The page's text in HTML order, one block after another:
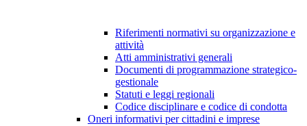
Riferimenti normativi su organizzazione e
attività
Atti amministrativi generali
Documenti di programmazione strategico-
gestionale
Statuti e leggi regionali
Codice disciplinare e codice di condotta
Oneri informativi per cittadini e imprese